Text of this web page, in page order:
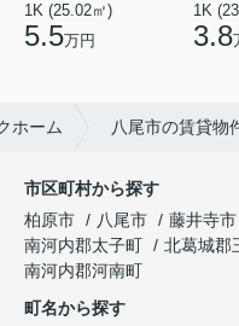
1K (25.02㎡)
5.5万円
1K
3.8
ホーム 八尾市の賃貸物
市区町村から探す
柏原市
八尾市 藤井寺市
南河内郡太子町
北葛城郡
南河内郡河南町
町名から探す